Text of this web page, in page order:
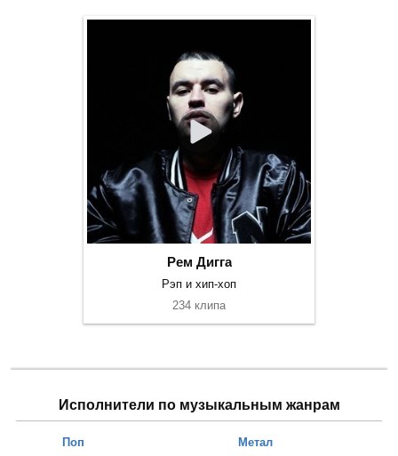
Рем Дигга
Рэп и хип-хоп
234 клипа
Исполнители по музыкальным жанрам
Поп
Метал